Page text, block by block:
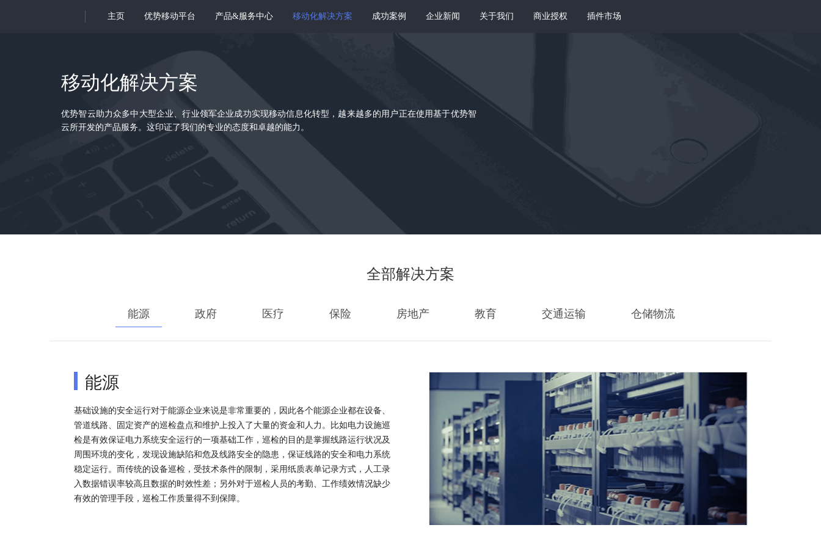
主页 优势移动平台 产品&服务中心 移动化解决方案 成功案例 企业新闻 关于我们 商业授权 插件市场
移动化解决方案
优势智云助力众多中大型企业、行业领军企业成功实现移动信息化转型，越来越多的用户正在使用基于优势智
云所开发的产品服务。这印证了我们的专业的态度和卓越的能力。
全部解决方案
能源 政府 医疗 保险 房地产 教育 交通运输 仓储物流
能源
基础设施的安全运行对于能源企业来说是非常重要的，因此各个能源企业都在设备、
管道线路、固定资产的巡检盘点和维护上投入了大量的资金和人力。比如电力设施巡
检是有效保证电力系统安全运行的一项基础工作，巡检的目的是掌握线路运行状况及
周围环境的变化，发现设施缺陷和危及线路安全的隐患，保证线路的安全和电力系统
稳定运行。而传统的设备巡检，受技术条件的限制，采用纸质表单记录方式，人工录
入数据错误率较高且数据的时效性差；另外对于巡检人员的考勤、工作绩效情况缺少
有效的管理手段，巡检工作质量得不到保障。